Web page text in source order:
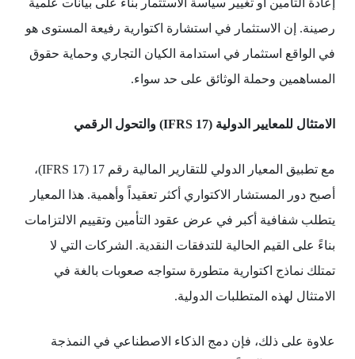
إعادة التأمين أو تغيير سياسة الاستثمار بناءً على بيانات علمية
رصينة. إن الاستثمار في استشارة اكتوارية رفيعة المستوى هو
في الواقع استثمار في استدامة الكيان التجاري وحماية حقوق
المساهمين وحملة الوثائق على حد سواء.
الامتثال للمعايير الدولية (IFRS 17) والتحول الرقمي
مع تطبيق المعيار الدولي للتقارير المالية رقم 17 (IFRS 17)،
أصبح دور المستشار الاكتواري أكثر تعقيداً وأهمية. هذا المعيار
يتطلب شفافية أكبر في عرض عقود التأمين وتقييم الالتزامات
بناءً على القيم الحالية للتدفقات النقدية. الشركات التي لا
تمتلك نماذج اكتوارية متطورة ستواجه صعوبات بالغة في
الامتثال لهذه المتطلبات الدولية.
علاوة على ذلك، فإن دمج الذكاء الاصطناعي في النمذجة